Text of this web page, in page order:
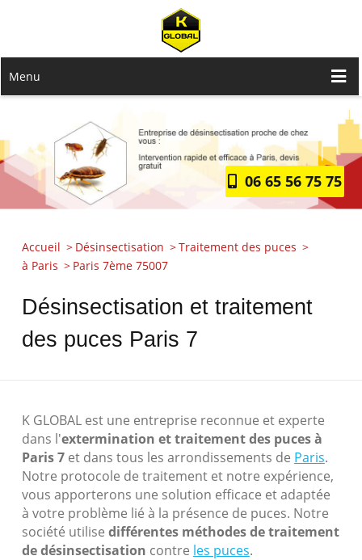
Menu
06 65 56 75 75
Accueil Désinsectisation
Traitement des puces
à Paris
Paris 7ème 75007
Désinsectisation et traitement
des puces Paris 7
K GLOBAL est une entreprise reconnue et experte
dans l'extermination et traitement des puces à
Paris 7 et dans tous les arrondissements de Paris.
Notre protocole de traitement et notre expérience,
vous apporterons une solution efficace et adaptée
à votre problème lié à la présence de puces. Notre
société utilise différentes méthodes de traitement
de désinsectisation contre les puces.